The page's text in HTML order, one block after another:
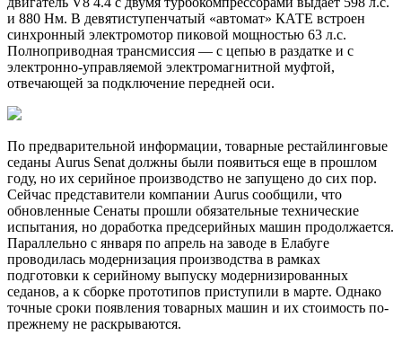
и 880 Нм. В девятиступенчатый «автомат» КАТЕ встроен
синхронный электромотор пиковой мощностью 63 л.с.
Полноприводная трансмиссия — с цепью в раздатке и с
электронно-управляемой электромагнитной муфтой,
отвечающей за подключение передней оси.
По предварительной информации, товарные рестайлинговые
седаны Aurus Senat должны были появиться еще в прошлом
году, но их серийное производство не запущено до сих пор.
Сейчас представители компании Aurus сообщили, что
обновленные Сенаты прошли обязательные технические
испытания, но доработка предсерийных машин продолжается.
Параллельно с января по апрель на заводе в Елабуге
проводилась модернизация производства в рамках
подготовки к серийному выпуску модернизированных
седанов, а к сборке прототипов приступили в марте. Однако
точные сроки появления товарных машин и их стоимость по-
прежнему не раскрываются.